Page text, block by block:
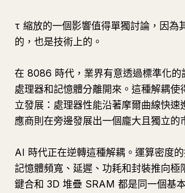
τ 縮放的一個影響值得單獨討論，因為
的，也是技術上的。
在 8086 時代，業界有意透過標準化的
處理器和記憶體分離開來。這種解耦使
立發展：處理器性能沿著摩爾曲線快速
應商則在旁邊發展出一個龐大且獨立的
AI 時代正在逆轉這種解耦。運算密度
記憶體頻寬、延遲、功耗和封裝推向
鍵合和 3D 堆疊 SRAM 都是同一個基